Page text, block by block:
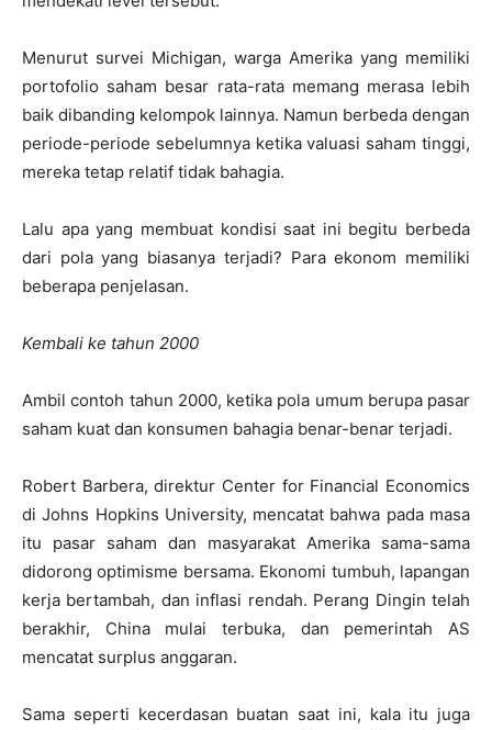
Menurut survei Michigan, warga Amerika yang memiliki
portofolio saham besar rata-rata memang merasa lebih
baik dibanding kelompok lainnya. Namun berbeda dengan
periode-periode sebelumnya ketika valuasi saham tinggi,
mereka tetap relatif tidak bahagia.
Lalu apa yang membuat kondisi saat ini begitu berbeda
dari pola yang biasanya terjadi? Para ekonom memiliki
beberapa penjelasan.
Kembali ke tahun 2000
Ambil contoh tahun 2000, ketika pola umum berupa pasar
saham kuat dan konsumen bahagia benar-benar terjadi.
Robert Barbera, direktur Center for Financial Economics
di Johns Hopkins University, mencatat bahwa pada masa
itu pasar saham dan masyarakat Amerika sama-sama
didorong optimisme bersama. Ekonomi tumbuh, lapangan
kerja bertambah, dan inflasi rendah. Perang Dingin telah
berakhir, China mulai terbuka, dan pemerintah AS
mencatat surplus anggaran.
Sama seperti kecerdasan buatan saat ini, kala itu juga